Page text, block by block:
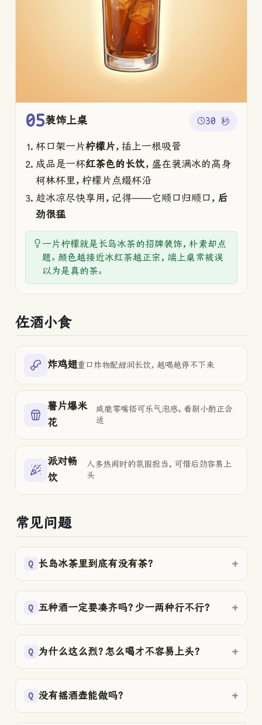
05装饰上桌 30 秒
杯口架一片柠檬片，插上一根吸管
成品是一杯红茶色的长饮，盛在装满冰的高身
柯林杯里，柠檬片点缀杯沿
趁冰凉尽快享用，记得——它顺口归顺口， 后
劲很猛
一片柠檬就是长岛冰茶的招牌装饰，朴素却点
题。颜色越接近冰红茶越正宗，端上桌常被误
以为是真的茶。
佐酒小食
炸鸡翅重口炸物配甜润长饮，越喝越停不下来
薯片爆米
花
咸脆零嘴搭可乐气泡感，看剧小酌正合
适
派对畅
饮
人多热闹时的氛围担当，可惜后劲容易上
头
常见问题
长岛冰茶里到底有没有茶？
五种酒一定要凑齐吗？少一两种行不行？
为什么这么烈？怎么喝才不容易上头？
没有摇酒壶能做吗？